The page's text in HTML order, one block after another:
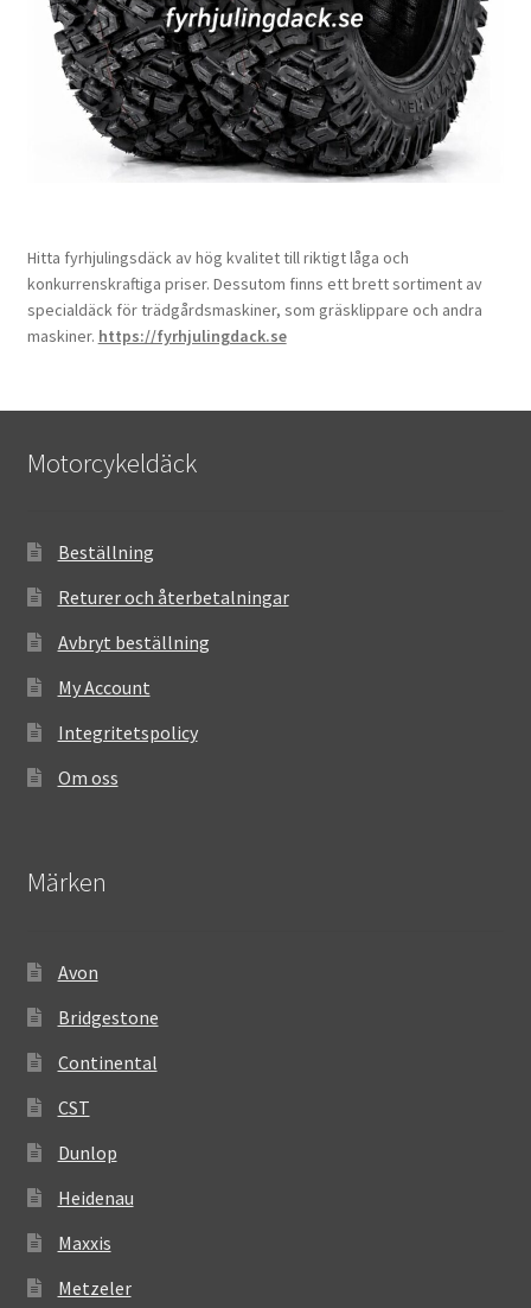
Hitta fyrhjulingsdäck av hög kvalitet till riktigt låga och
konkurrenskraftiga priser. Dessutom finns ett brett sortiment av
specialdäck för trädgårdsmaskiner, som gräsklippare och andra
maskiner. https://fyrhjulingdack.se
Motorcykeldäck
Beställning
Returer och återbetalningar
Avbryt beställning
My Account
Integritetspolicy
Om oss
Märken
Avon
Bridgestone
Continental
CST
Dunlop
Heidenau
Maxxis
Metzeler